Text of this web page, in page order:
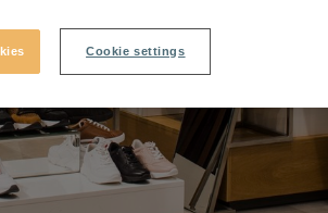
Cookie settings